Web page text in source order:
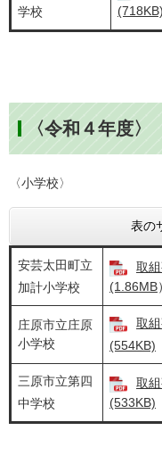
学校
(718KB)
〈令和４年度〉
〈小学校〉
表の
安芸太田町立
加計小学校
取
(1.86MB）
庄原市立庄原
小学校
取
(554KB)
三原市立第四
中学校
取
(533KB)